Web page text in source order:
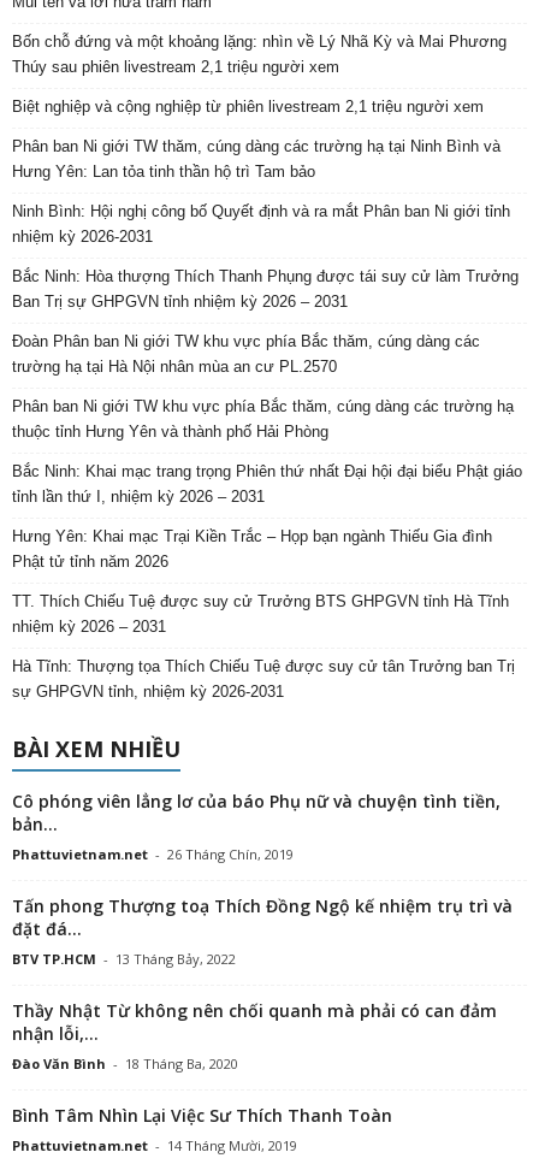
Bốn chỗ đứng và một khoảng lặng: nhìn về Lý Nhã Kỳ và Mai Phương
Thúy sau phiên livestream 2,1 triệu người xem
Biệt nghiệp và cộng nghiệp từ phiên livestream 2,1 triệu người xem
Phân ban Ni giới TW thăm, cúng dàng các trường hạ tại Ninh Bình và
Hưng Yên: Lan tỏa tinh thần hộ trì Tam bảo
Ninh Bình: Hội nghị công bố Quyết định và ra mắt Phân ban Ni giới tỉnh
nhiệm kỳ 2026-2031
Bắc Ninh: Hòa thượng Thích Thanh Phụng được tái suy cử làm Trưởng
Ban Trị sự GHPGVN tỉnh nhiệm kỳ 2026 – 2031
Đoàn Phân ban Ni giới TW khu vực phía Bắc thăm, cúng dàng các
trường hạ tại Hà Nội nhân mùa an cư PL.2570
Phân ban Ni giới TW khu vực phía Bắc thăm, cúng dàng các trường hạ
thuộc tỉnh Hưng Yên và thành phố Hải Phòng
Bắc Ninh: Khai mạc trang trọng Phiên thứ nhất Đại hội đại biểu Phật giáo
tỉnh lần thứ I, nhiệm kỳ 2026 – 2031
Hưng Yên: Khai mạc Trại Kiền Trắc – Họp bạn ngành Thiếu Gia đình
Phật tử tỉnh năm 2026
TT. Thích Chiếu Tuệ được suy cử Trưởng BTS GHPGVN tỉnh Hà Tĩnh
nhiệm kỳ 2026 – 2031
Hà Tĩnh: Thượng tọa Thích Chiếu Tuệ được suy cử tân Trưởng ban Trị
sự GHPGVN tỉnh, nhiệm kỳ 2026-2031
BÀI XEM NHIỀU
Cô phóng viên lẳng lơ của báo Phụ nữ và chuyện tình tiền,
bản...
Phattuvietnam.net - 26 Tháng Chín, 2019
Tấn phong Thượng toạ Thích Đồng Ngộ kế nhiệm trụ trì và
đặt đá...
BTV TP.HCM - 13 Tháng Bảy, 2022
Thầy Nhật Từ không nên chối quanh mà phải có can đảm
nhận lỗi,...
Đào Văn Bình - 18 Tháng Ba, 2020
Bình Tâm Nhìn Lại Việc Sư Thích Thanh Toàn
Phattuvietnam.net - 14 Tháng Mười, 2019